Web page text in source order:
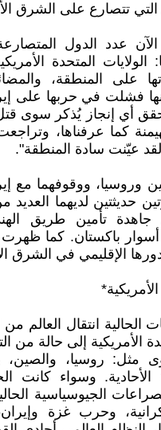
تتصارع على الشرق
عدد الدول
الولايات المتحدة
على المنطقة،
فشلت في حربها على
أي إنجاز يُذكر سوى
كما عرفناها،
عيّنت سادة المنطقة".
وروسيا، ووقوفهما مع
حديثتين لديهما العديد
جاهدة تأمين طريق
باكستان. كما ظهرت
دورها الإقليمي في الشرق
الأمريكية*
انتقال العالم من
الأمريكية إلى حالة من
روسيا، والصين،
الأحادية. وسواء كانت
الجيوسياسية
وحرب غزة